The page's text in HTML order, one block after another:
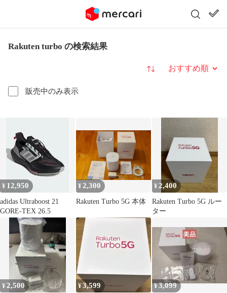
Rakuten turbo の検索結果
販売中のみ表示
並び替え
¥ 12,950
adidas Ultraboost 21
GORE-TEX 26.5
¥ 2,300
Rakuten Turbo 5G 本体
¥ 2,400
Rakuten Turbo 5G ルー
ター
¥ 2,500 ¥3,599 ¥3,099